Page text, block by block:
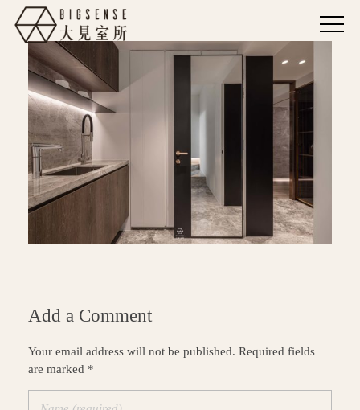
Add a Comment
Your email address will not be published. Required fields
are marked *